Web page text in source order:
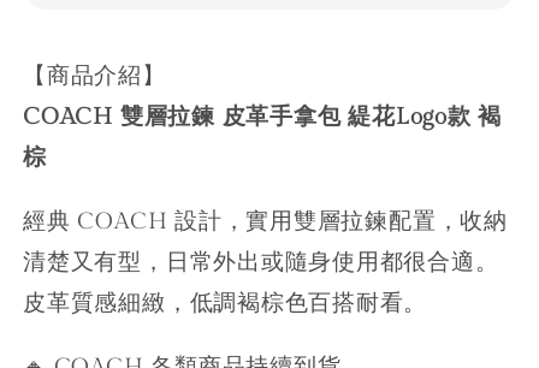
【商品介紹】
COACH 雙層拉鍊 皮革手拿包 緹花Logo款 褐
棕
經典 COACH 設計，實用雙層拉鍊配置，收納
清楚又有型，日常外出或隨身使用都很合適。
皮革質感細緻，低調褐棕色百搭耐看。